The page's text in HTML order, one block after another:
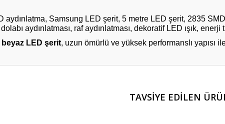
aydınlatma, Samsung LED şerit, 5 metre LED şerit, 2835
aydınlatması, raf aydınlatması, dekoratif LED ışık,
LED şerit, uzun ömürlü ve yüksek performanslı yapısı
Bu ürüne ilk yorumu siz
Ürün hakkında henüz soru
TAVSİYE EDİLEN